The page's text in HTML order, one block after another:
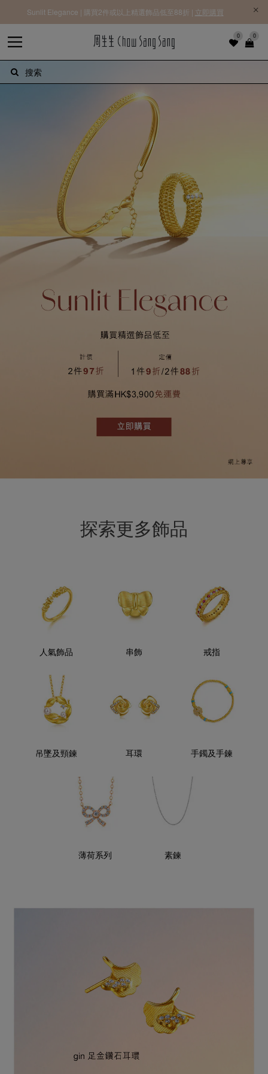
0 0
搜索
Sunlit Elegance | 購買2件或以上精選飾品低至88折 | 立即購買
探索更多飾品
人氣飾品 串飾 戒指
吊墜及頸鍊 耳環 手鐲及手鍊
薄荷系列 素鍊